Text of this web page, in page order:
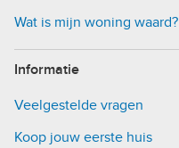
Wat is mijn woning waard?
Informatie
Veelgestelde vragen
Koop jouw eerste huis